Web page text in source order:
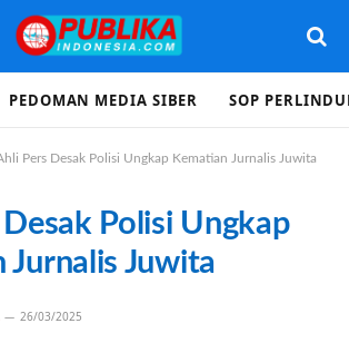
PEDOMAN MEDIA SIBER SOP
Pers Desak Polisi Ungkap Kematian Jurnalis Juwita
Polisi Ungkap
Jurnalis Juwita
26/03/2025